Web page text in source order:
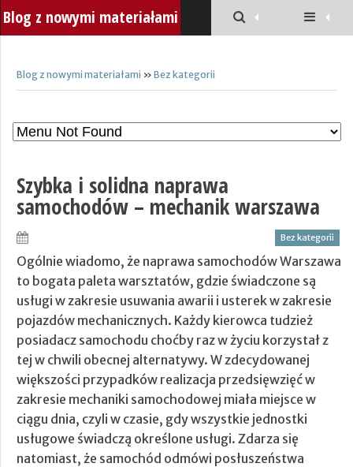
Blog z nowymi materiałami
Blog z nowymi materiałami » Bez kategorii
Szybka i solidna naprawa
samochodów – mechanik warszawa
Bez kategorii
Ogólnie wiadomo, że naprawa samochodów Warszawa
to bogata paleta warsztatów, gdzie świadczone są
usługi w zakresie usuwania awarii i usterek w zakresie
pojazdów mechanicznych. Każdy kierowca tudzież
posiadacz samochodu choćby raz w życiu korzystał z
tej w chwili obecnej alternatywy. W zdecydowanej
większości przypadków realizacja przedsięwzięć w
zakresie mechaniki samochodowej miała miejsce w
ciągu dnia, czyli w czasie, gdy wszystkie jednostki
usługowe świadczą określone usługi. Zdarza się
natomiast, że samochód odmówi posłuszeństwa